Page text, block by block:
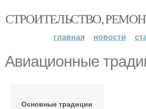
СТРОИТЕЛЬСТВО,
главная новости
Авиационные
Основные традиции